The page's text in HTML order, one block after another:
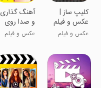
کلیپ ساز |
عکس و فیلم
🔥
عکس و فیلم
آهنگ گذاری
و صدا روی
فیلم
عکس و فیلم